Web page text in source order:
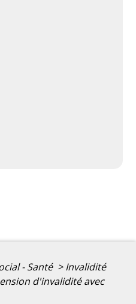
- Santé > Invalidité
d'invalidité avec